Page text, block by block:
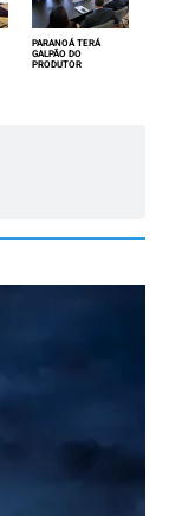
PARANOÁ TERÁ
GALPÃO DO
PRODUTOR